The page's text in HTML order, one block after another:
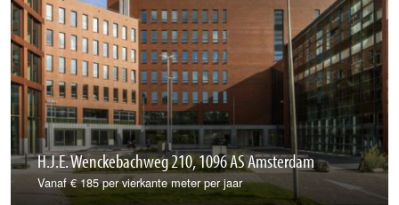
H.J.E. Wenckebachweg 210, 1096 AS Amsterdam
Vanaf € 185 per vierkante meter per jaar